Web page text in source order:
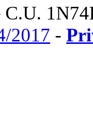
2017 -